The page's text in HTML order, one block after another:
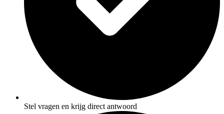
Stel vragen en krijg direct antwoord